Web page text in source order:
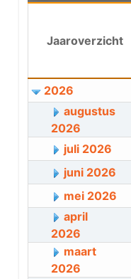
Jaaroverzicht
2026
augustus
2026
juli 2026
juni 2026
mei 2026
april
2026
maart
2026